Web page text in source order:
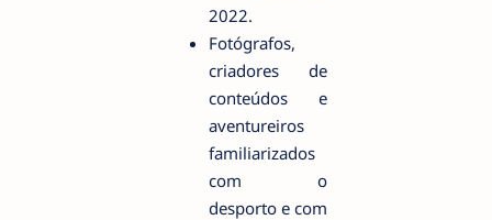
2022.
Fotógrafos,
criadores de
conteúdos e
aventureiros
familiarizados
com o
desporto e com